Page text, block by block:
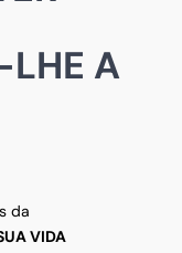
LHE A
da
VIDA